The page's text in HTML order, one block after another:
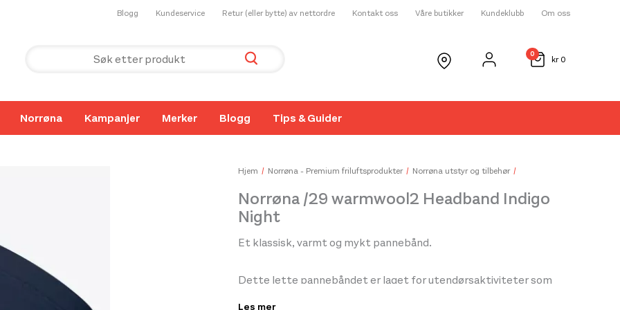
Blogg Kundeservice Retur (eller bytte) av nettordre Kontakt oss Våre butikker Kundeklubb Om oss
kr0
0
Norrøna Kampanjer Merker Blogg Tips & Guider
Hjem Norrøna - Premium friluftsprodukter Norrøna utstyr og tilbehør
Norrøna /29 warmwool2 Headband Indigo
Night
Et klassisk, varmt og mykt pannebånd.
Dette lette pannebåndet er laget for utendørsaktiviteter som
Les mer